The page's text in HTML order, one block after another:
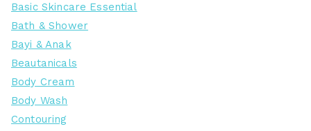
Basic Skincare Essential
Bath & Shower
Bayi & Anak
Beautanicals
Body Cream
Body Wash
Contouring